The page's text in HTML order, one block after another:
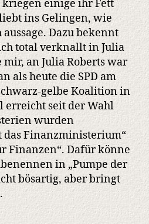
einige ihr Fett
ins Gelingen, wie
Dazu bekennt
total verknallt in Julia
mir, an Julia Roberts war
als heute die SPD am
gelbe Koalition in
erreicht seit der Wahl
wurden
das Finanzministerium“
Finanzen“. Dafür könne
in „Pumpe der
bösartig, aber bringt